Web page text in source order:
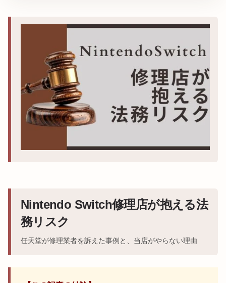
Nintendo Switch修理店が抱える法
務リスク
任天堂が修理業者を訴えた事例と、当店がやらない理由